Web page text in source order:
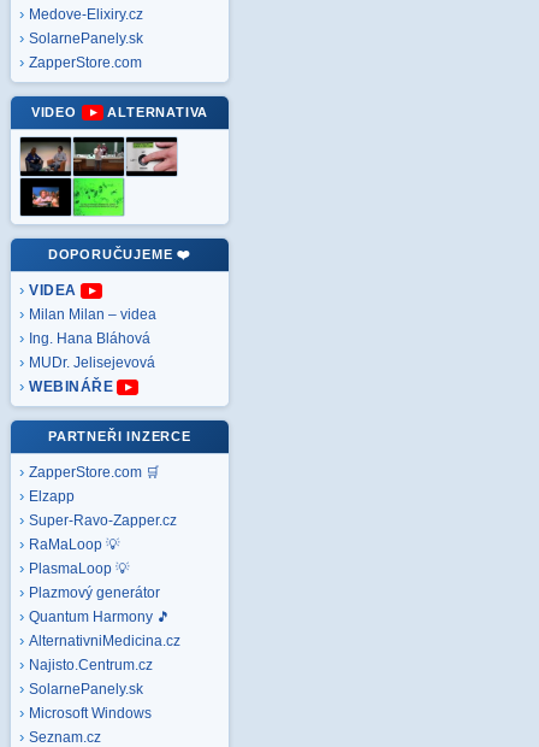
Medove-Elixiry.cz
SolarnePanely.sk
ZapperStore.com
VIDEO ALTERNATIVA
DOPORUČUJEME ❤️
VIDEA
Milan Milan – videa
Ing. Hana Bláhová
MUDr. Jelisejevová
WEBINÁŘE
PARTNEŘI INZERCE
ZapperStore.com 🛒
Elzapp
Super-Ravo-Zapper.cz
RaMaLoop 💡
PlasmaLoop 💡
Plazmový generátor
Quantum Harmony 🎵
AlternativniMedicina.cz
Najisto.Centrum.cz
SolarnePanely.sk
Microsoft Windows
Seznam.cz